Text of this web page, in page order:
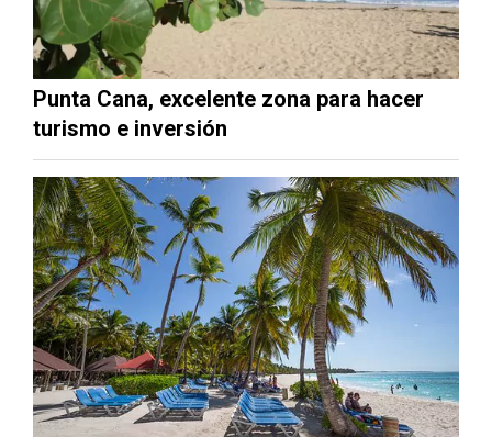
Punta Cana, excelente zona para hacer
turismo e inversión